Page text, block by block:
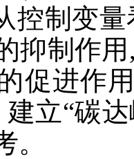
控制变
抑制作
促进作
立“碳